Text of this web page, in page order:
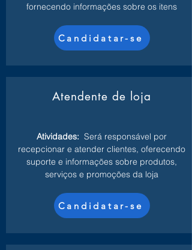
fornecendo informações sobre os itens
Candidatar-se
Atendente de loja
Atividades: Será responsável por
recepcionar e atender clientes, oferecendo
suporte e informações sobre produtos,
serviços e promoções da loja
Candidatar-se